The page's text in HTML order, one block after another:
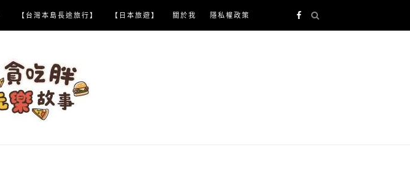
【台灣本島長途旅行】 【日本旅遊】 關於我 隱私權政策